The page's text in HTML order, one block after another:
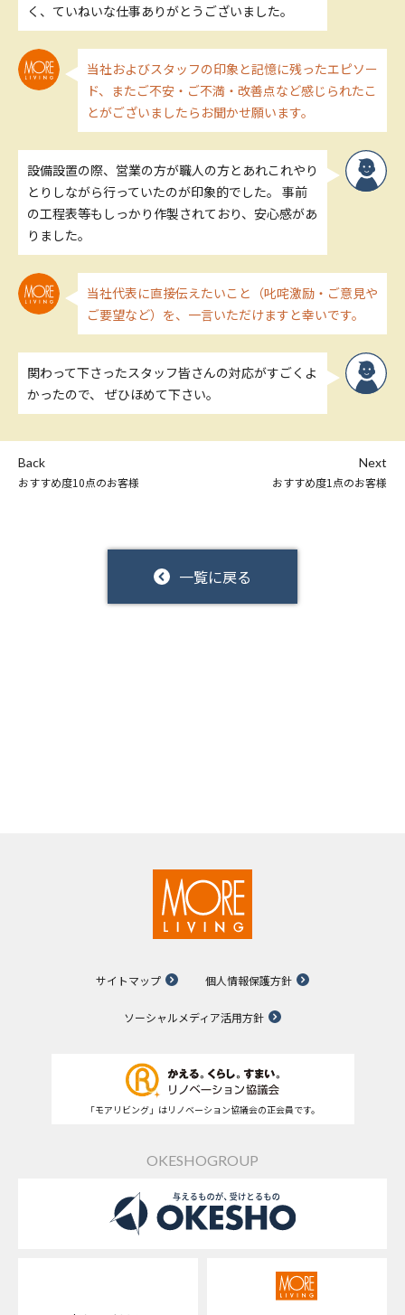
く、ていねいな仕事ありがとうございました。
当社およびスタッフの印象と記憶に残ったエピソー
ド、またご不安・ご不満・改善点など感じられたこ
とがございましたらお聞かせ願います。
設備設置の際、営業の方が職人の方とあれこれやり
とりしながら行っていたのが印象的でした。 事前
の工程表等もしっかり作製されており、安心感があ
りました。
当社代表に直接伝えたいこと（叱咤激励・ご意見や
ご要望など）を、一言いただけますと幸いです。
関わって下さったスタッフ皆さんの対応がすごくよ
かったので、 ぜひほめて下さい。
Back
おすすめ度10点のお客様
一覧に戻る
Next
おすすめ度1点のお客様
サイトマップ 個人情報保護方針
ソーシャルメディア活用方針
「モアリビング」はリノベーション協議会の正会員です。
OKESHOGROUP